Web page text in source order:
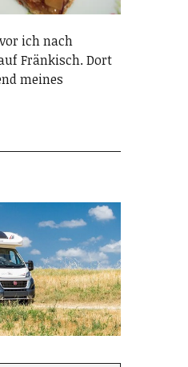
ich nach
Fränkisch. Dort
meines